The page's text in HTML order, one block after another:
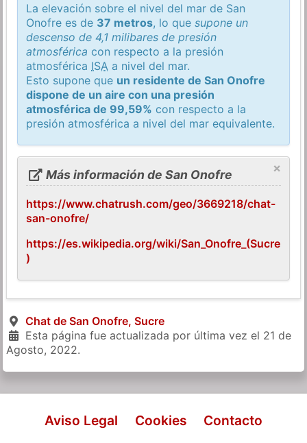
La elevación sobre el nivel del mar de San
Onofre es de 37 metros, lo quesupone un
descenso de 4,1 milibares de presión
atmosférica con respecto a la presión
atmosférica ISA a nivel del mar.
Esto supone que un residente de San Onofre
dispone de un aire con una presión
atmosférica de 99,59% con respecto a la
presión atmosférica a nivel del mar equivalente.
×
Más información de San Onofre
https://www.chatrush.com/geo/3669218/chat-
san-onofre/
https://es.wikipedia.org/wiki/San_Onofre_(Sucre
)
Chat de San Onofre, Sucre
Esta página fue actualizada por última vez el 21 de
Agosto, 2022.
Aviso Legal Cookies Contacto